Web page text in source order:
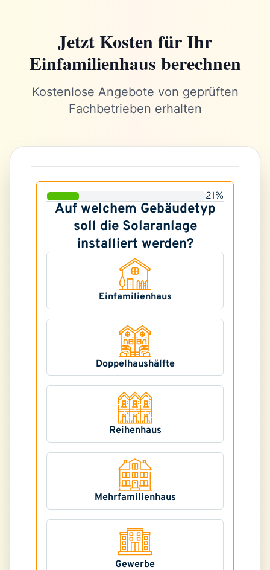
Jetzt Kosten für Ihr
Einfamilienhaus berechnen
Kostenlose Angebote von geprüften
Fachbetrieben erhalten